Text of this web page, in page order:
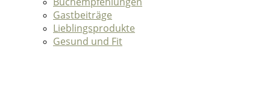
Gastbeiträge
Lieblingsprodukte
Gesund und Fit